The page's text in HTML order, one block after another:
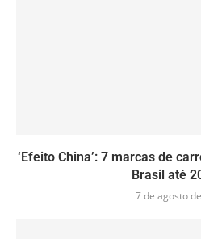
‘Efeito China’: 7 marcas de
Brasil até
7 de agosto